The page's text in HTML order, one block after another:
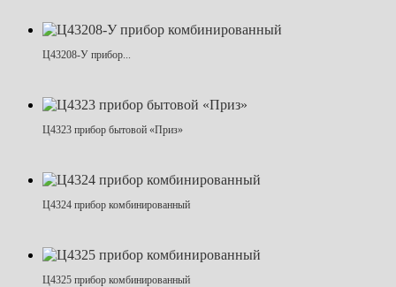
Ц43208-У прибор...
Ц4323 прибор бытовой «Приз»
Ц4324 прибор комбинированный
Ц4325 прибор комбинированный